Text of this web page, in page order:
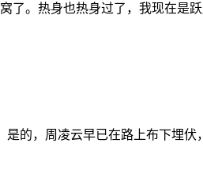
。热身也热身过了，我现在是
的，周凌云早已在路上布下埋